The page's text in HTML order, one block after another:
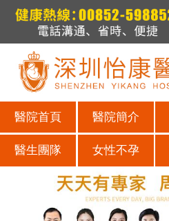
醫院首頁 醫院簡介
醫生團隊 女性不孕